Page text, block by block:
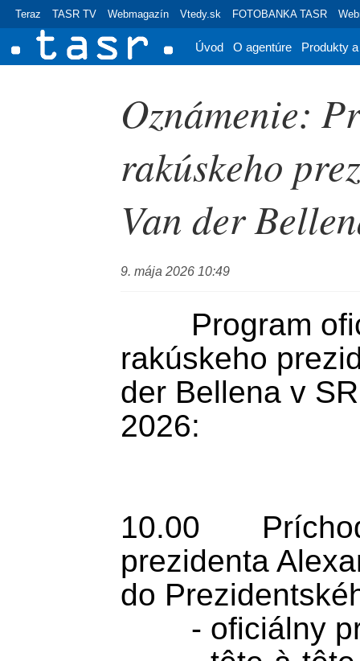
Teraz TASR TV Webmagazín Vtedy.sk FOTOBANKA TASR
Úvod O agentúre Produkty
Oznámenie:
rakúskeho
Van der
9. mája 2026 10:49
rakúskeho
der Bellena v
2026:
10.00	Príchod rakúskeho
prezidenta
do